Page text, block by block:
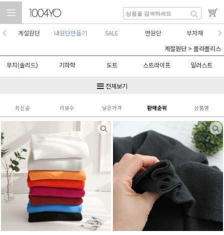
계절원단 내원단만들기 SALE 면원단
부자재
계절원단 > 폴라폴리스
무지(솔리드)
기하학 도트 스트라이프 일러스트
패치
전체보기
최신순 리뷰수 낮은가격 판매순위 상품명